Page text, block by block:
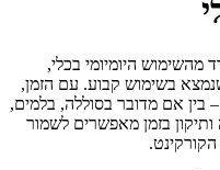
מהשימוש היומיומי בכלי,
בשימוש קבוע. עם הזמן,
בין אם מדובר בסוללה, בלמים,
בזמן מאפשרים לשמור